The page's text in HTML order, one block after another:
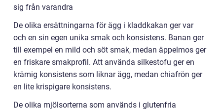
sig från varandra
De olika ersättningarna för ägg i kladdkakan ger var
och en sin egen unika smak och konsistens. Banan ger
till exempel en mild och söt smak, medan äppelmos ger
en friskare smakprofil. Att använda silkestofu ger en
krämig konsistens som liknar ägg, medan chiafrön ger
en lite krispigare konsistens.
De olika mjölsorterna som används i glutenfria